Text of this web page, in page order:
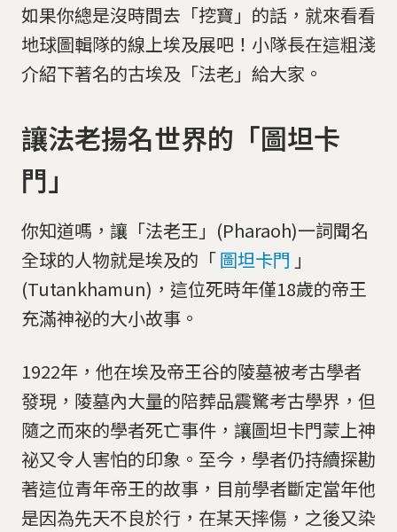
如果你總是沒時間去「挖寶」的話，就來看看
地球圖輯隊的線上埃及展吧！小隊長在這粗淺
介紹下著名的古埃及「法老」給大家。
讓法老揚名世界的「圖坦卡
門」
你知道嗎，讓「法老王」(Pharaoh)一詞聞名
全球的人物就是埃及的「圖坦卡門 」
(Tutankhamun)，這位死時年僅18歲的帝王
充滿神祕的大小故事。
1922年，他在埃及帝王谷的陵墓被考古學者
發現，陵墓內大量的陪葬品震驚考古學界，但
隨之而來的學者死亡事件，讓圖坦卡門蒙上神
祕又令人害怕的印象。至今，學者仍持續探勘
著這位青年帝王的故事，目前學者斷定當年他
是因為先天不良於行，在某天摔傷，之後又染